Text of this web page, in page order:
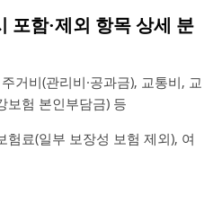
포함·제외 항목 상세 분
거비(관리비·공과금), 교통비, 교
보험 본인부담금) 등
험료(일부 보장성 보험 제외), 여